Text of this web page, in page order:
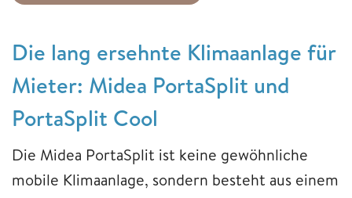
Die lang ersehnte Klimaanlage für
Mieter: Midea PortaSplit und
PortaSplit Cool
Die Midea PortaSplit ist keine gewöhnliche
mobile Klimaanlage, sondern besteht aus einem